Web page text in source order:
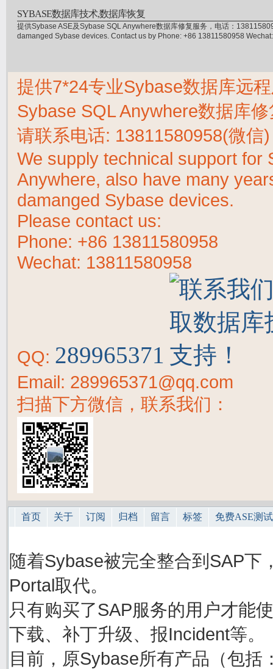
SYBASE数据库技术,数据库恢复
提供Sybase ASE及Sybase SQL Anywhere数据库修复服务，电话：
damanged Sybase devices. Contact us by Phone: +86 13811580958
提供7*24专业Sybase数据库远
Sybase SQL Anywhere数据库
请联系电话: 13811580958(微信
We supply technical support for
Anywhere, also have many
damanged Sybase devices.
Please contact us:
Phone: +86 13811580958
Wechat: 13811580958
QQ: 289965371
Email: 289965371@qq.com
扫描下方微信，联系我们：
首页 关于 订阅 归档 留言 标签 免费ASE测
随着Sybase被完全整合到SAP下
Portal取代。
只有购买了SAP服务的用户才能
下载、补丁升级、报Incident等。
目前，原Sybase所有产品（包